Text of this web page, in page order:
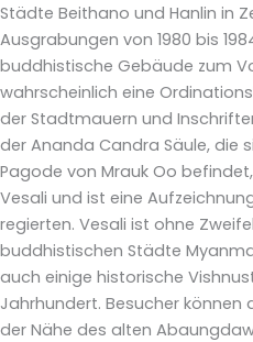
Städte Beithano und Hanlin in
Ausgrabungen von 1980 bis
buddhistische Gebäude zum
wahrscheinlich eine
der Stadtmauern und
der Ananda Candra Säule, die
Pagode von Mrauk Oo
Vesali und ist eine
regierten. Vesali ist ohne
buddhistischen Städte
auch einige historische
Jahrhundert. Besucher können
der Nähe des alten